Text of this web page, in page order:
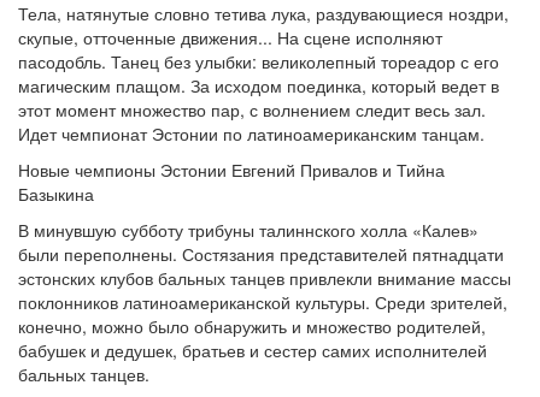
Тела, натянутые словно тетива лука, раздувающиеся ноздри,
скупые, отточенные движения... На сцене исполняют
пасодобль. Танец без улыбки: великолепный тореадор с его
магическим плащом. За исходом поединка, который ведет в
этот момент множество пар, с волнением следит весь зал.
Идет чемпионат Эстонии по латиноамериканским танцам.
Новые чемпионы Эстонии Евгений Привалов и Тийна
Базыкина
В минувшую субботу трибуны талиннского холла «Калев»
были переполнены. Состязания представителей пятнадцати
эстонских клубов бальных танцев привлекли внимание массы
поклонников латиноамериканской культуры. Среди зрителей,
конечно, можно было обнаружить и множество родителей,
бабушек и дедушек, братьев и сестер самих исполнителей
бальных танцев.